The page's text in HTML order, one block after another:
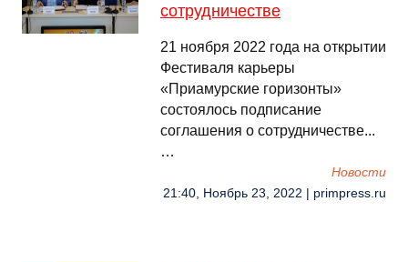
сотрудничестве
21 ноября 2022 года на открытии
Фестиваля карьеры
«Приамурские горизонты»
состоялось подписание
соглашения о сотрудничестве...
…
Новости
21:40, Ноябрь 23, 2022 | primpress.ru